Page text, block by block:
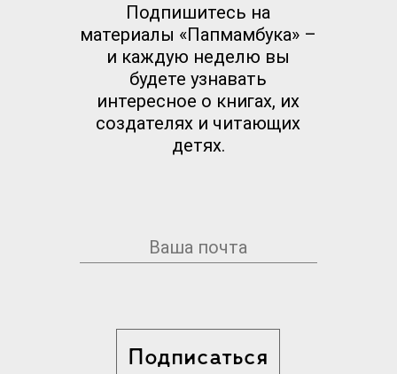
Подпишитесь на
материалы «Папмамбука» –
и каждую неделю вы
будете узнавать
интересное о книгах, их
создателях и читающих
детях.
Подписаться